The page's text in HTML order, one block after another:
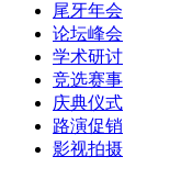
尾牙年会
论坛峰会
学术研讨
竞选赛事
庆典仪式
路演促销
影视拍摄